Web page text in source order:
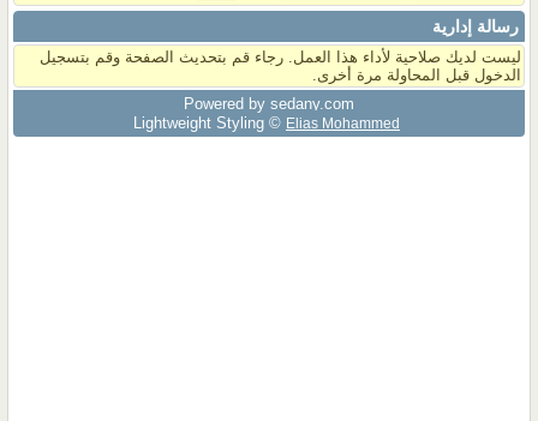
رسالة إدارية
ليست لديك صلاحية لأداء هذا العمل. رجاء قم بتحديث الصفحة وقم بتسجيل
الدخول قبل المحاولة مرة أخرى.
Powered by sedany.com
Lightweight Styling © Elias Mohammed